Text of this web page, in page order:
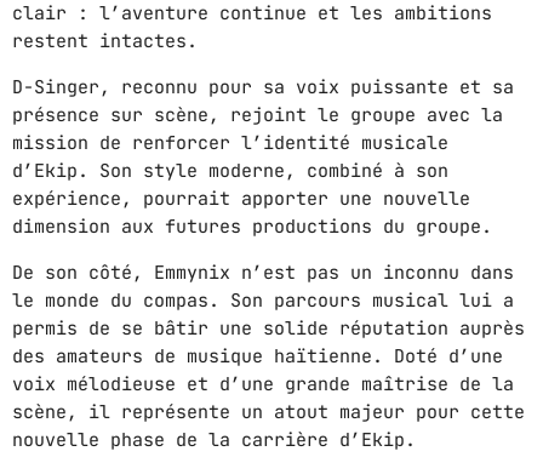
FR
UPCOMING SHOWS
COMPAS / AFRO ON TOP
3:00 PM - 6:00 PM
ZOUK LOVERS
6:00 PM - 9:00 PM
SUNDAY RELAXING
5:00 AM - 12:00 PM
clair : l’aventure continue et les ambitions
restent intactes.
D-Singer, reconnu pour sa voix puissante et sa
présence sur scène, rejoint le groupe avec la
mission de renforcer l’identité musicale
d’Ekip. Son style moderne, combiné à son
expérience, pourrait apporter une nouvelle
dimension aux futures productions du groupe.
De son côté, Emmynix n’est pas un inconnu dans
le monde du compas. Son parcours musical lui a
permis de se bâtir une solide réputation auprès
des amateurs de musique haïtienne. Doté d’une
voix mélodieuse et d’une grande maîtrise de la
scène, il représente un atout majeur pour cette
nouvelle phase de la carrière d’Ekip.